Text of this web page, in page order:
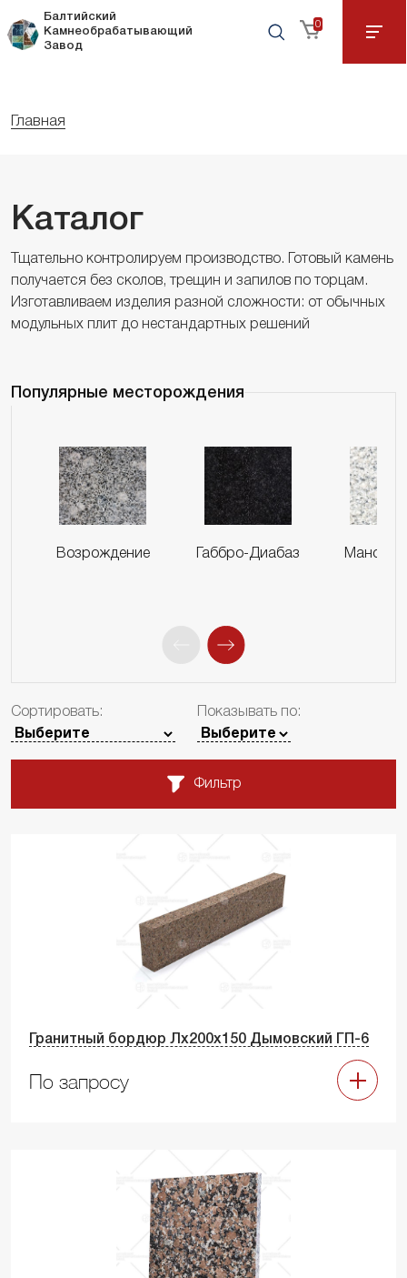
Балтийский
Камнеобрабатывающий
Завод
0
Главная
Каталог
Тщательно контролируем производство. Готовый камень
получается без сколов, трещин и запилов по торцам.
Изготавливаем изделия разной сложности: от обычных
модульных плит до нестандартных решений
Популярные месторождения
Возрождение Габбро-Диабаз
Сортировать: Показывать по:
Фильтр
Гранитный бордюр Лх200х150 Дымовский ГП-6
По запросу